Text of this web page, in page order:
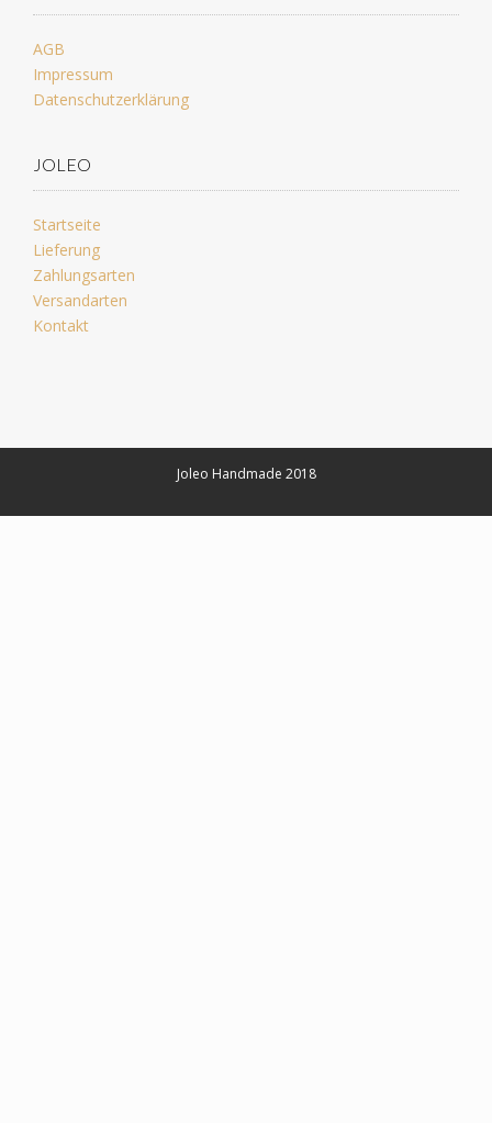
AGB
Impressum
Datenschutzerklärung
JOLEO
Startseite
Lieferung
Zahlungsarten
Versandarten
Kontakt
Joleo Handmade 2018